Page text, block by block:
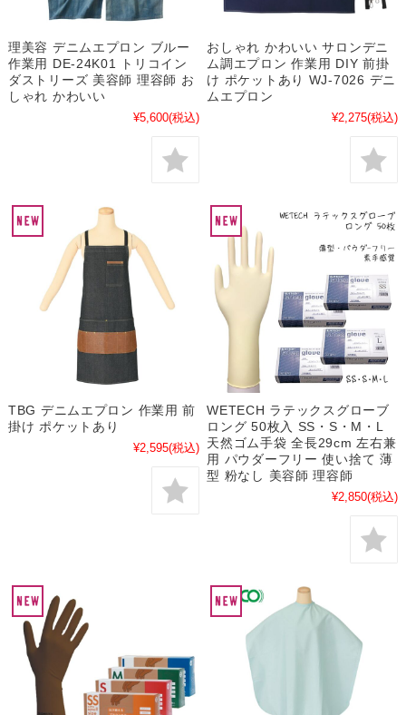
理美容 デニムエプロン ブルー
作業用 DE-24K01 トリコイン
ダストリーズ 美容師 理容師 お
しゃれ かわいい
¥5,600(税込)
おしゃれ かわいい サロンデニ
ム調エプロン 作業用 DIY 前掛
け ポケットあり WJ-7026 デニ
ムエプロン
¥2,275(税込)
TBG デニムエプロン 作業用 前
掛け ポケットあり
¥2,595(税込)
WETECH ラテックスグローブ
ロング 50枚入 SS・S・M・L
天然ゴム手袋 全長29cm 左右兼
用 パウダーフリー 使い捨て 薄
型 粉なし 美容師 理容師
¥2,850(税込)